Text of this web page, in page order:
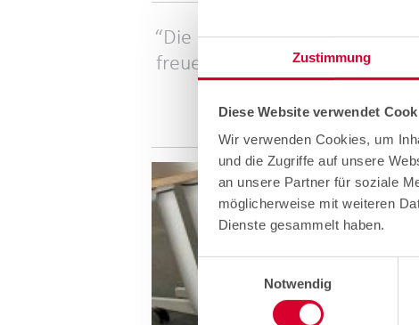
Zustimmung
Diese Website verwendet
Wir verwenden Cookies, um
und die Zugriffe auf unsere
an unsere Partner für soziale
möglicherweise mit weiteren
Dienste gesammelt haben.
Einwilligungsauswahl
Notwendig
Die Fachspezialisten von
freuen uns, die Firma cablex
und